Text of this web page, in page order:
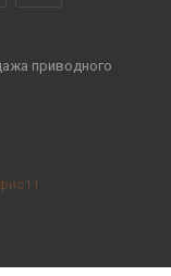
приводного